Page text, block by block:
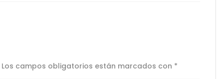
Los campos obligatorios están marcados con *